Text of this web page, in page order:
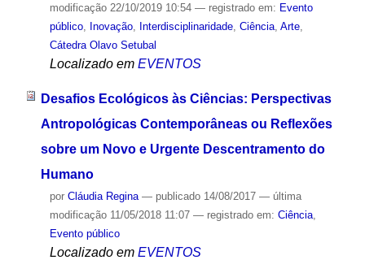
modificação22/10/2019 10:54 — registrado em: Evento
público, Inovação, Interdisciplinaridade, Ciência, Arte,
Cátedra Olavo Setubal
Localizado em EVENTOS
Desafios Ecológicos às Ciências: Perspectivas
Antropológicas Contemporâneas ou Reflexões
sobre um Novo e Urgente Descentramento do
Humano
por Cláudia Regina — publicado14/08/2017 — última
modificação11/05/2018 11:07 — registrado em: Ciência,
Evento público
Localizado em EVENTOS